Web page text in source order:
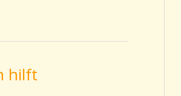
hilft